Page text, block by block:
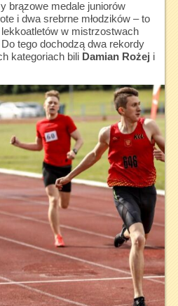
brązowe medale juniorów
i dwa srebrne młodzików – to
w mistrzostwach
tego dochodzą dwa rekordy
kategoriach bili Damian Rożej i